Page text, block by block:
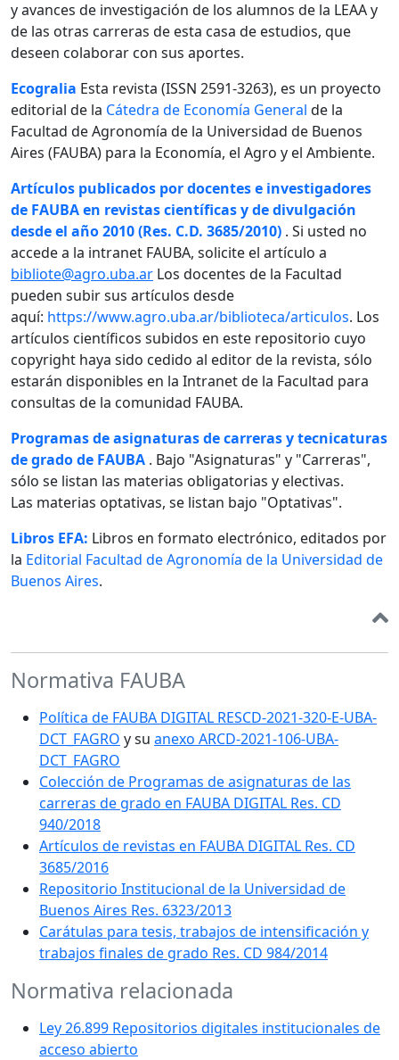
y avances de investigación de los alumnos de la LEAA y
de las otras carreras de esta casa de estudios, que
deseen colaborar con sus aportes.
Ecogralia Esta revista (ISSN 2591-3263), es un proyecto
editorial de la Cátedra de Economía General de la
Facultad de Agronomía de la Universidad de Buenos
Aires (FAUBA) para la Economía, el Agro y el Ambiente.
Artículos publicados por docentes e investigadores
de FAUBA en revistas científicas y de divulgación
desde el año 2010 (Res. C.D. 3685/2010) . Si usted no
accede a la intranet FAUBA, solicite el artículo a
bibliote@agro.uba.ar Los docentes de la Facultad
pueden subir sus artículos desde
aquí: https://www.agro.uba.ar/biblioteca/articulos. Los
artículos científicos subidos en este repositorio cuyo
copyright haya sido cedido al editor de la revista, sólo
estarán disponibles en la Intranet de la Facultad para
consultas de la comunidad FAUBA.
Programas de asignaturas de carreras y tecnicaturas
de grado de FAUBA . Bajo "Asignaturas" y "Carreras",
sólo se listan las materias obligatorias y electivas.
Las materias optativas, se listan bajo "Optativas".
Libros EFA: Libros en formato electrónico, editados por
la Editorial Facultad de Agronomía de la Universidad de
Buenos Aires.
Normativa FAUBA
Política de FAUBA DIGITAL RESCD-2021-320-E-UBA-
DCT_FAGRO y su anexo ARCD-2021-106-UBA-
DCT_FAGRO
Colección de Programas de asignaturas de las
carreras de grado en FAUBA DIGITAL Res. CD
940/2018
Artículos de revistas en FAUBA DIGITAL Res. CD
3685/2016
Repositorio Institucional de la Universidad de
Buenos Aires Res. 6323/2013
Carátulas para tesis, trabajos de intensificación y
trabajos finales de grado Res. CD 984/2014
Normativa relacionada
Ley 26.899 Repositorios digitales institucionales de
acceso abierto